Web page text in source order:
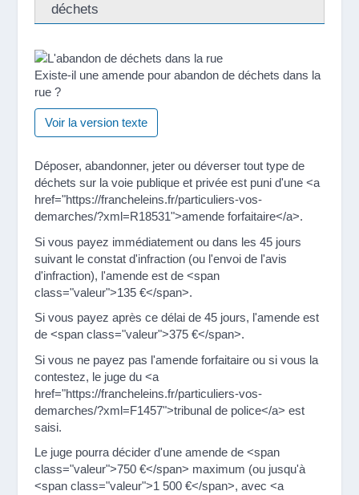
déchets
Existe-il une amende pour abandon de déchets dans la
rue ?
Voir la version texte
Déposer, abandonner, jeter ou déverser tout type de
déchets sur la voie publique et privée est puni d'une <a
href="https://francheleins.fr/particuliers-vos-
demarches/?xml=R18531">amende forfaitaire</a>.
Si vous payez immédiatement ou dans les 45 jours
suivant le constat d'infraction (ou l'envoi de l'avis
d'infraction), l'amende est de <span
class="valeur">135 €</span>.
Si vous payez après ce délai de 45 jours, l'amende est
de <span class="valeur">375 €</span>.
Si vous ne payez pas l'amende forfaitaire ou si vous la
contestez, le juge du <a
href="https://francheleins.fr/particuliers-vos-
demarches/?xml=F1457">tribunal de police</a> est
saisi.
Le juge pourra décider d'une amende de <span
class="valeur">750 €</span> maximum (ou jusqu'à
<span class="valeur">1 500 €</span>, avec <a